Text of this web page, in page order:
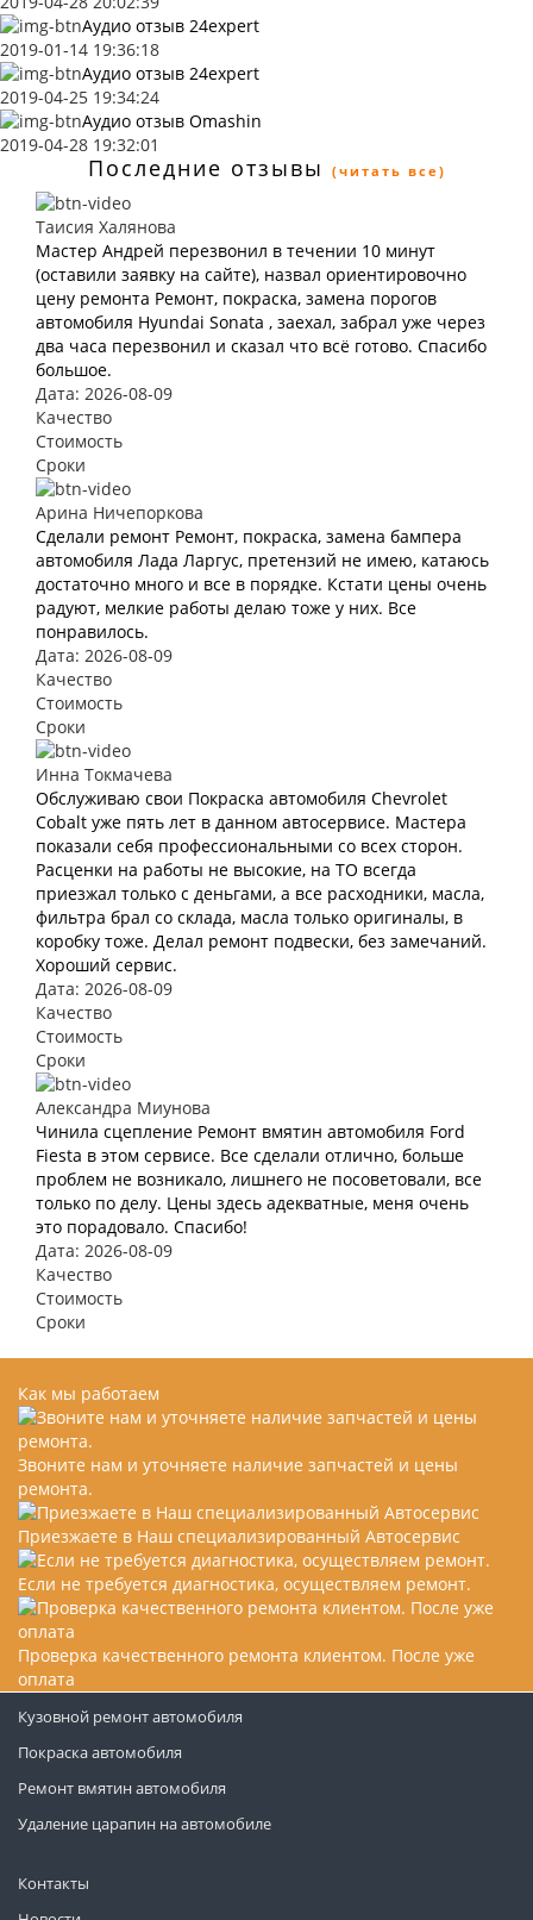
Аудио отзыв 24expert
2019-01-14 19:36:18
Аудио отзыв 24expert
2019-04-25 19:34:24
Аудио отзыв Omashin
2019-04-28 19:32:01
Последние отзывы (читать все)
Таисия Халянова
Мастер Андрей перезвонил в течении 10 минут
(оставили заявку на сайте), назвал ориентировочно
цену ремонта Ремонт, покраска, замена порогов
автомобиля Hyundai Sonata , заехал, забрал уже через
два часа перезвонил и сказал что всё готово. Спасибо
большое.
Дата: 2026-08-09
Качество
Стоимость
Сроки
Арина Ничепоркова
Сделали ремонт Ремонт, покраска, замена бампера
автомобиля Лада Ларгус, претензий не имею, катаюсь
достаточно много и все в порядке. Кстати цены очень
радуют, мелкие работы делаю тоже у них. Все
понравилось.
Дата: 2026-08-09
Качество
Стоимость
Сроки
Инна Токмачева
Обслуживаю свои Покраска автомобиля Chevrolet
Cobalt уже пять лет в данном автосервисе. Мастера
показали себя профессиональными со всех сторон.
Расценки на работы не высокие, на ТО всегда
приезжал только с деньгами, а все расходники, масла,
фильтра брал со склада, масла только оригиналы, в
коробку тоже. Делал ремонт подвески, без замечаний.
Хороший сервис.
Дата: 2026-08-09
Качество
Стоимость
Сроки
Александра Миунова
Чинила сцепление Ремонт вмятин автомобиля Ford
Fiesta в этом сервисе. Все сделали отлично, больше
проблем не возникало, лишнего не посоветовали, все
только по делу. Цены здесь адекватные, меня очень
это порадовало. Спасибо!
Дата: 2026-08-09
Качество
Стоимость
Сроки
Как мы работаем
Звоните нам и уточняете наличие запчастей и цены
ремонта.
Приезжаете в Наш специализированный Автосервис
Если не требуется диагностика, осуществляем ремонт.
Проверка качественного ремонта клиентом. После уже
оплата
Контакты
Кузовной ремонт автомобиля
Покраска автомобиля
Ремонт вмятин автомобиля
Удаление царапин на автомобиле